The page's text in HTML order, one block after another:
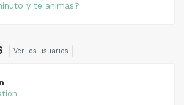
y te animas?
Ver los usuarios